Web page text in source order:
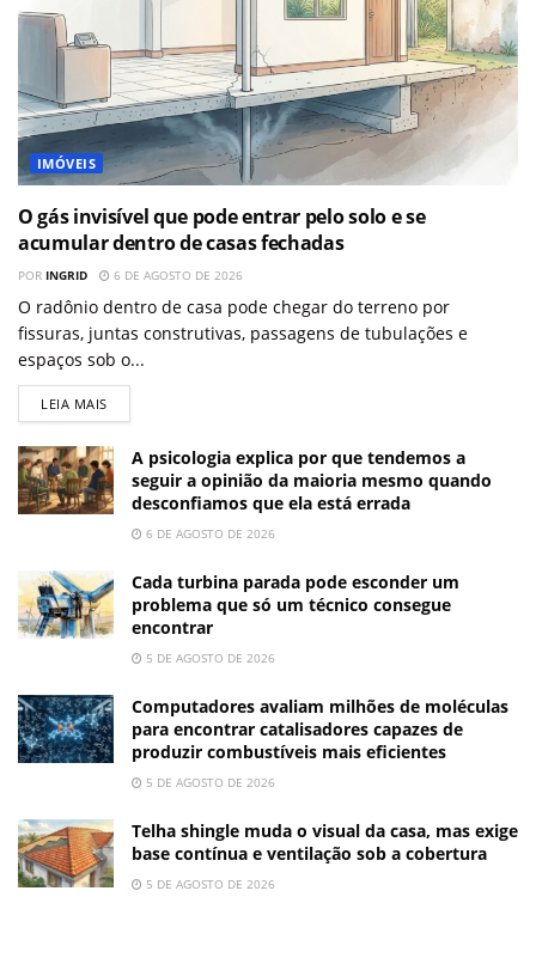
IMÓVEIS
O gás invisível que pode entrar pelo solo e se
acumular dentro de casas fechadas
POR INGRID 6 DE AGOSTO DE 2026
O radônio dentro de casa pode chegar do terreno por
fissuras, juntas construtivas, passagens de tubulações e
espaços sob o...
LEIA MAIS
A psicologia explica por que tendemos a
seguir a opinião da maioria mesmo quando
desconfiamos que ela está errada
6 DE AGOSTO DE 2026
Cada turbina parada pode esconder um
problema que só um técnico consegue
encontrar
5 DE AGOSTO DE 2026
Computadores avaliam milhões de moléculas
para encontrar catalisadores capazes de
produzir combustíveis mais eficientes
5 DE AGOSTO DE 2026
Telha shingle muda o visual da casa, mas exige
base contínua e ventilação sob a cobertura
5 DE AGOSTO DE 2026